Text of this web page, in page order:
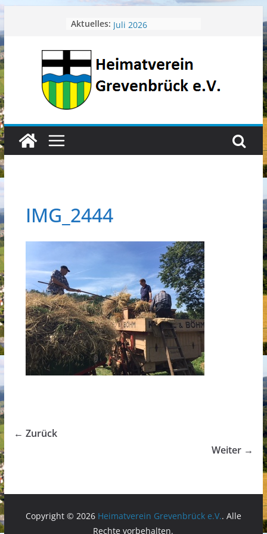
Zum
Inhalt
springen
Aktuelles: Juli 2026
Heimatverein aktuell
IMG_2444
← Zurück
Weiter →
Copyright © 2026 Heimatverein Grevenbrück e.V.. Alle
Rechte vorbehalten.